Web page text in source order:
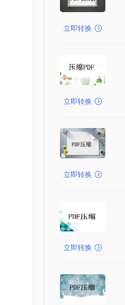
立即转换
立即转换
立即转换
立即转换